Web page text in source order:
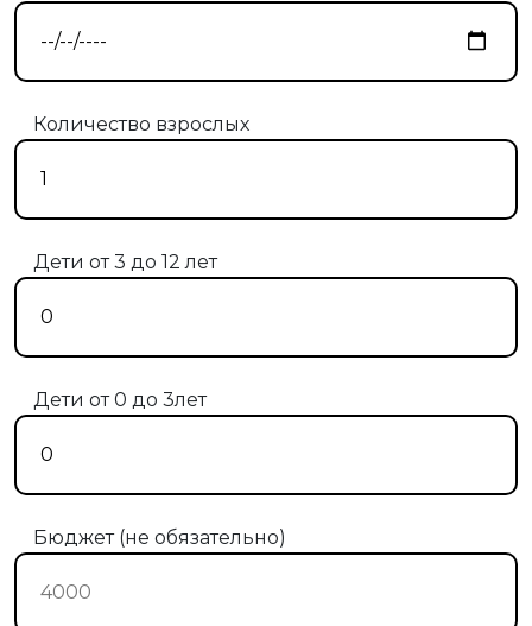
Количество взрослых
Дети от 3 до 12 лет
Дети от 0 до 3лет
Бюджет (не обязательно)